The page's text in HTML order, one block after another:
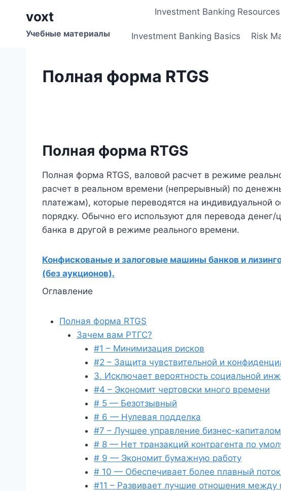
содержимому
voxt
Учебные материалы
Investment Banking Resources
Investment Banking Basics Risk
Полная форма RTGS
Полная форма RTGS
Полная форма RTGS, валовой расчет в режиме
расчет в реальном времени (непрерывный) по
платежам), которые переводятся на индивидуальной
порядку. Обычно его используют для перевода денег/
банка в другой в режиме реального времени.
Конфискованые и залоговые машины банков и
(без аукционов).
Оглавление
Полная форма RTGS
Зачем вам РТГС?
#1 – Минимизация рисков
#2 – Защита чувствительной и
3. Исключает вероятность социальной
#4 – Экономит чертовски много времени
# 5 — Безотзывный
# 6 — Нулевая подделка
#7 – Лучшее управление бизнес-капиталом
# 8 — Нет транзакций контрагента по
# 9 — Экономит бумажную работу
# 10 — Обеспечивает более плавный
#11 – Развивает лучшие отношения